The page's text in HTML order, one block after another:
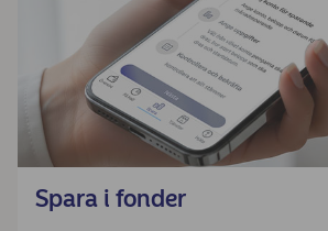
Spara i fonder